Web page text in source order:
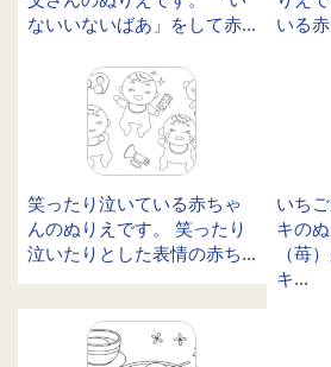
ないいないばあ」をして赤...
いる
笑ったり泣いている赤ちゃ
んのぬりえです。 笑ったり
泣いたりとした表情の赤ち...
いち
キの
（苺
キ...